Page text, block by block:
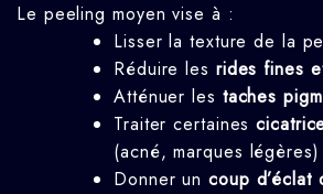
Le peeling moyen vise à :
Lisser la texture de la
Réduire les rides fines
Atténuer les taches
Traiter certaines
(acné, marques
Donner un coup d’éclat